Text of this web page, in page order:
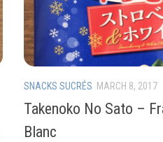
SNACKS SUCRÉS MARCH 8, 2017
Takenoko No Sato –
Blanc